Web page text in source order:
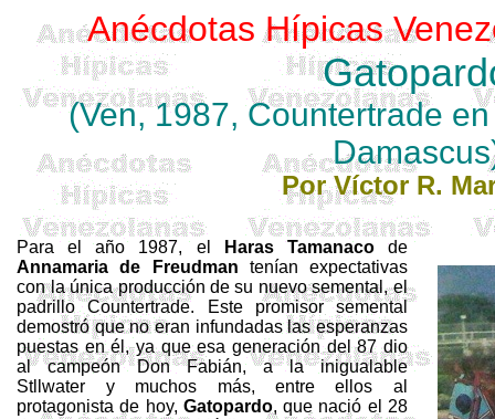
Anécdotas Hípicas
(Ven, 1987,Countertrade
Damascus
Por Víctor R.
Para el año 1987, el Haras Tamanacode
Annamaria de Freudman tenían expectativas
con la única producción de su nuevo semental, el
padrilloCountertrade. Este promisor semental
demostró que no eran infundadas las esperanzas
puestas en él, ya que esa generación del 87 dio
al campeón Don Fabián, a la inigualable
Stllwater y muchos más, entre ellos al
protagonista de hoy, Gatopardo, que nació el 28